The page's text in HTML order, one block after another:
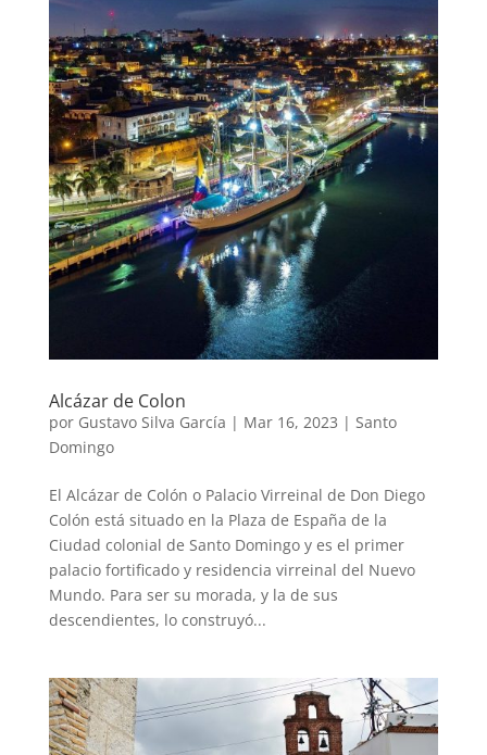
Alcázar de Colon
por Gustavo Silva García | Mar 16, 2023 | Santo
Domingo
El Alcázar de Colón o Palacio Virreinal de Don Diego
Colón está situado en la Plaza de España de la
Ciudad colonial de Santo Domingo y es el primer
palacio fortificado y residencia virreinal del Nuevo
Mundo. Para ser su morada, y la de sus
descendientes, lo construyó...